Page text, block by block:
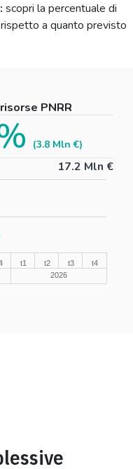
scopri la percentuale di
a quanto previsto
PNRR
17.2 Mln €
(3.8 Mln €)
t1
2026
t2 t3 t4